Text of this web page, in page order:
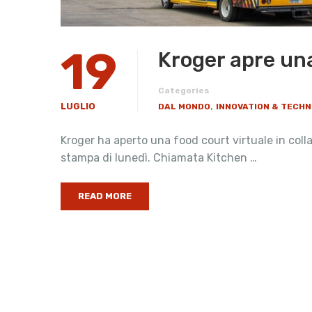
19
LUGLIO
Kroger apre
Categories
DAL MONDO, INNOVATION &
Kroger ha aperto una food court virtuale in
stampa di lunedì. Chiamata Kitchen …
READ MORE